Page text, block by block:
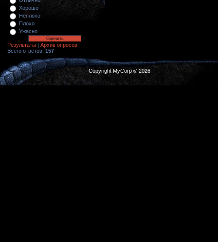
Хорошо
Неплохо
Плохо
Ужасно
Результаты | Архив опросов
Всего ответов: 157
Copyright MyCorp © 2026